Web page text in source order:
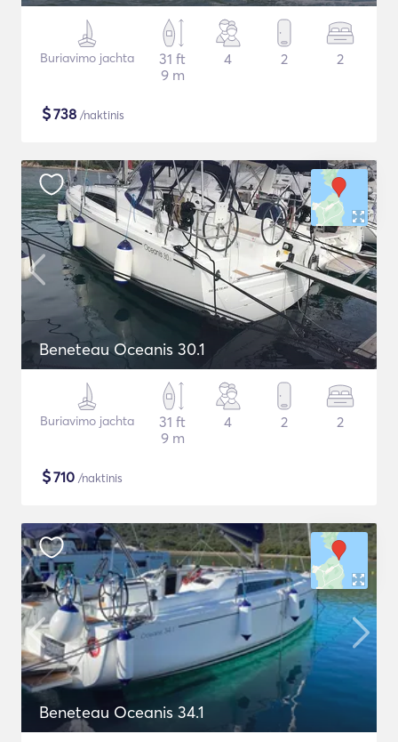
Buriavimo jachta
31 ft
9 m
4 2 2
$738 /naktinis
Beneteau Oceanis 30.1
Buriavimo jachta
31 ft
9 m
4 2 2
$710 /naktinis
Beneteau Oceanis 34.1